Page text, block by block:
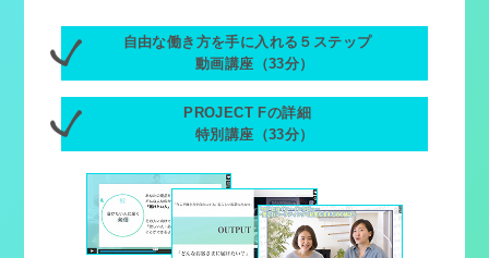
自由な働き方を手に入れる５ステップ
動画講座（33分）
PROJECT Fの詳細
特別講座（33分）